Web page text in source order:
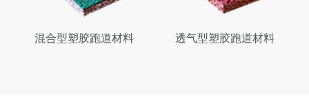
混合型塑胶跑道材料 透气型塑胶跑道材料